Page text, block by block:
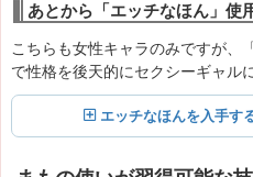
あとから「エッチなほん」使
こちらも女性キャラのみですが、
で性格を後天的にセクシーギャル
エッチなほんを入手す